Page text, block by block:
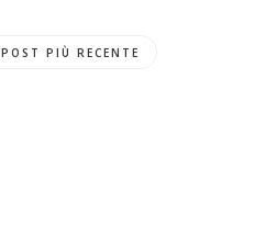
POST PIÙ RECENTE